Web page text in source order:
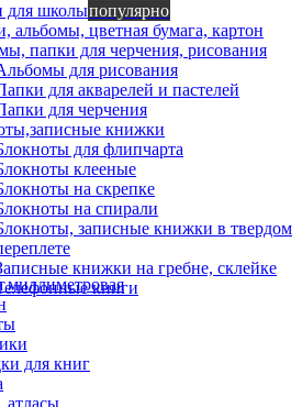
для школыпопулярно
альбомы, цветная бумага, картон
папки для черчения, рисования
для рисования
для акварелей и пастелей
для черчения
книжки
для флипчарта
клееные
на скрепке
на спирали
записные книжки в твердом
книжки на гребне, склейке
книги
миллиметровая
для книг
атласы